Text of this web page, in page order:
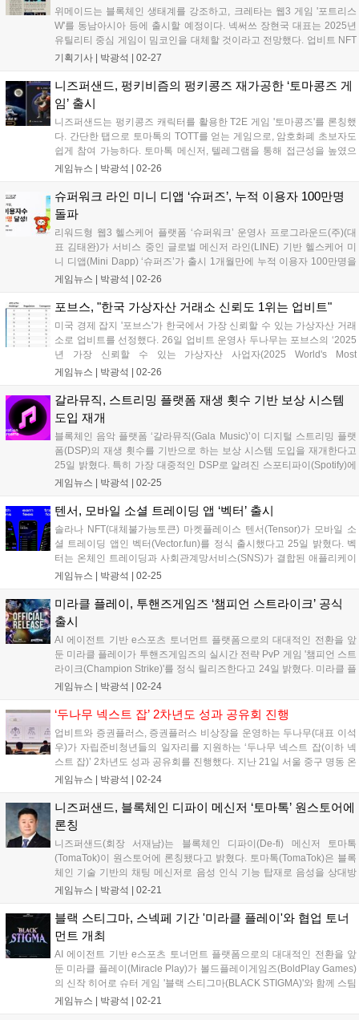
위메이드는 블록체인 생태계를 강조하고, 크레타는 웹3 게임 '포트리스
W'를 동남아시아 등에 출시할 예정이다. 넥써쓰 장현국 대표는 2025년
유틸리티 중심 게임이 밈코인을 대체할 것이라고 전망했다. 업비트 NFT
는 이중섭, 김환기, 이우환 화백의 실물 연계 NFT를 선보인다. 해시드 조
일 2025년 로드맵을 공개하며, 4월 두바이에서 웹3 게임 해커톤을 개최
한다. 위메이드의 '레전드 오브 이미르'는 블록체인 기술을 활용해 경제
시스템을 구축하고 구글플레이 매출 1위를 달성했다. 2월에는 중세 전략
게임 '블록로드'와 사이버펑크 MMORPG '77-Bit'가 Web3 게임 신작으로
출시되었다....
기획기사 | 박광석 | 02-27
니즈퍼샌드, 펑키비즘의 펑키콩즈 재가공한 ‘토마콩즈 게
임’ 출시
니즈퍼샌드는 펑키콩즈 캐릭터를 활용한 T2E 게임 '토마콩즈'를 론칭했
다. 간단한 탭으로 토마톡의 TOTT를 얻는 게임으로, 암호화폐 초보자도
쉽게 참여 가능하다. 토마톡 메신저, 텔레그램을 통해 접근성을 높였으
며, 블록체인 메시진 토마톡을 홍보하고 유저를 확보하는 전략적 역할을
어에 앱 등록 심사 중이며, 곧 다운로드 가능할 예정이다....
게임뉴스 | 박광석 | 02-26
슈퍼워크 라인 미니 디앱 ‘슈퍼즈’, 누적 이용자 100만명
돌파
리워드형 웹3 헬스케어 플랫폼 ‘슈퍼워크’ 운영사 프로그라운드(주)(대
표 김태완)가 서비스 중인 글로벌 메신저 라인(LINE) 기반 헬스케어 미
니 디앱(Mini Dapp) ‘슈퍼즈’가 출시 1개월만에 누적 이용자 100만명을
돌파했다고 밝혔다. 슈퍼즈는 이용자가 모바일 화면을 터치하거나 일일
게임뉴스 | 박광석 | 02-26
포브스, "한국 가상자산 거래소 신뢰도 1위는 업비트"
미국 경제 잡지 '포브스'가 한국에서 가장 신뢰할 수 있는 가상자산 거래
소로 업비트를 선정했다. 26일 업비트 운영사 두나무는 포브스의 ‘2025
년 가장 신뢰할 수 있는 가상자산 사업자(2025 World's Most
Trustworthy Crypto Exchanges & Marketplaces)’ 평가에서 국내 1위,
게임뉴스 | 박광석 | 02-26
갈라뮤직, 스트리밍 플랫폼 재생 횟수 기반 보상 시스템
도입 재개
블록체인 음악 플랫폼 ‘갈라뮤직(Gala Music)’이 디지털 스트리밍 플랫
폼(DSP)의 재생 횟수를 기반으로 하는 보상 시스템 도입을 재개한다고
25일 밝혔다. 특히 가장 대중적인 DSP로 알려진 스포티파이(Spotify)에
서 갈라뮤직 음원이 스트리밍되면 곡을 제작한 아티스트 및 곡의 소유자
게임뉴스 | 박광석 | 02-25
텐서, 모바일 소셜 트레이딩 앱 ‘벡터’ 출시
솔라나 NFT(대체불가능토큰) 마켓플레이스 텐서(Tensor)가 모바일 소
셜 트레이딩 앱인 벡터(Vector.fun)를 정식 출시했다고 25일 밝혔다. 벡
터는 온체인 트레이딩과 사회관계망서비스(SNS)가 결합된 애플리케이
션(앱)이다. 지난해 11월 프라이빗 테스터(특정 이용자)를 대상으로 베
게임뉴스 | 박광석 | 02-25
미라클 플레이, 투핸즈게임즈 ‘챔피언 스트라이크’ 공식
출시
AI 에이전트 기반 e스포츠 토너먼트 플랫폼으로의 대대적인 전환을 앞
둔 미라클 플레이가 투핸즈게임즈의 실시간 전략 PvP 게임 '챔피언 스트
라이크(Champion Strike)'를 정식 릴리즈한다고 24일 밝혔다. 미라클 플
레이(Miracle Play)는 누적 토너먼트 참여자 118만 명 돌파, 총상금 34만
게임뉴스 | 박광석 | 02-24
‘두나무 넥스트 잡’ 2차년도 성과 공유회 진행
업비트와 증권플러스, 증권플러스 비상장을 운영하는 두나무(대표 이석
우)가 자립준비청년들의 일자리를 지원하는 ‘두나무 넥스트 잡(이하 넥
스트 잡)’ 2차년도 성과 공유회를 진행했다. 지난 21일 서울 중구 명동 온
드림 소사이어티에서 열린 넥스트 잡 성과 공유회에는 인턴십에 참여한
께 했다...
게임뉴스 | 박광석 | 02-24
니즈퍼샌드, 블록체인 디파이 메신저 ‘토마톡’ 원스토어에
론칭
니즈퍼샌드(회장 서재남)는 블록체인 디파이(De-fi) 메신저 토마톡
(TomaTok)이 원스토어에 론칭됐다고 밝혔다. 토마톡(TomaTok)은 블록
체인 기술 기반의 채팅 메신저로 음성 인식 기능 탑재로 음성을 상대방
언어의 텍스트로 전환하여 실시간 대화가 가능하다. 또 자신의 모국어로
고,...
게임뉴스 | 박광석 | 02-21
블랙 스티그마, 스넥페 기간 '미라클 플레이'와 협업 토너
먼트 개최
AI 에이전트 기반 e스포츠 토너먼트 플랫폼으로의 대대적인 전환을 앞
둔 미라클 플레이(Miracle Play)가 볼드플레이게임즈(BoldPlay Games)
의 신작 히어로 슈터 게임 '블랙 스티그마(BLACK STIGMA)'와 함께 스팀
넥스트 페스트 기간 중 2월 25일부터 3월 3일까지 특별 토너먼트 경기기
게임뉴스 | 박광석 | 02-21